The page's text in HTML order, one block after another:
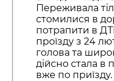
Переживала
стомилися в
потрапити в
проїзду з 24
голова та
дійсно стала в
вже по приїзду.